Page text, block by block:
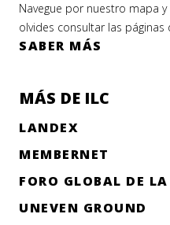
Navegue por nuestro mapa
olvides consultar las
SABER MÁS
MÁS DE ILC
LANDEX
MEMBERNET
FORO GLOBAL DE
UNEVEN GROUND